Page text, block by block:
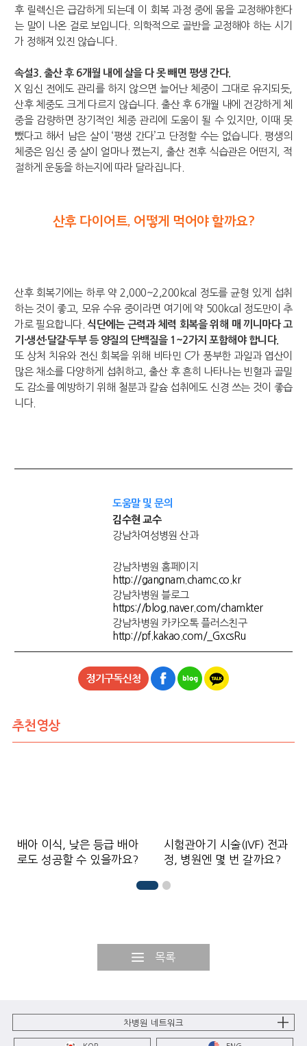
후 릴렉신은 급감하게 되는데 이 회복 과정 중에 몸을 교정해야한다
는 말이 나온 걸로 보입니다. 의학적으로 골반을 교정해야 하는 시기
가 정해져 있진 않습니다.
속설3. 출산 후 6개월 내에 살을 다 못 빼면 평생 간다.
X 임신 전에도 관리를 하지 않으면 늘어난 체중이 그대로 유지되듯,
산후 체중도 크게 다르지 않습니다. 출산 후 6개월 내에 건강하게 체
중을 감량하면 장기적인 체중 관리에 도움이 될 수 있지만, 이때 못
뺐다고 해서 남은 살이 ‘평생 간다’고 단정할 수는 없습니다. 평생의
체중은 임신 중 살이 얼마나 쪘는지, 출산 전후 식습관은 어떤지, 적
절하게 운동을 하는지에 따라 달라집니다.
산후 다이어트, 어떻게 먹어야 할까요?
산후 회복기에는 하루 약 2,000~2,200kcal 정도를 균형 있게 섭취
하는 것이 좋고, 모유 수유 중이라면 여기에 약 500kcal 정도만이 추
가로 필요합니다.식단에는 근력과 체력 회복을 위해 매 끼니마다 고
기·생선·달걀·두부 등 양질의 단백질을 1~2가지 포함해야 합니다.
또 상처 치유와 전신 회복을 위해 비타민 C가 풍부한 과일과 엽산이
많은 채소를 다양하게 섭취하고, 출산 후 흔히 나타나는 빈혈과 골밀
도 감소를 예방하기 위해 철분과 칼슘 섭취에도 신경 쓰는 것이 좋습
니다.
도움말 및 문의
김수현 교수
강남차여성병원 산과
강남차병원 홈페이지
http://gangnam.chamc.co.kr
강남차병원 블로그
https://blog.naver.com/chamkter
강남차병원 카카오톡 플러스친구
http://pf.kakao.com/_GxcsRu
추천영상
배아 이식, 낮은 등급 배아
로도 성공할 수 있을까요?
시험관아기 시술(IVF) 전과
정, 병원엔 몇 번 갈까요?
목록
차병원 네트워크